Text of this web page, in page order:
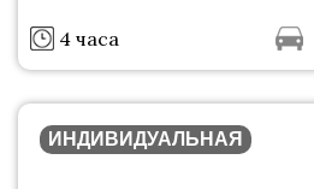
4 часа
ИНДИВИДУАЛЬНАЯ